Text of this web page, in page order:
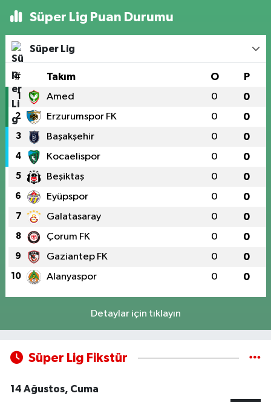
Süper Lig Puan Durumu
Süper Lig
# Takım O P
1 Amed 0 0
2 Erzurumspor FK 0 0
3 Başakşehir 0 0
4 Kocaelispor 0 0
5 Beşiktaş 0 0
6 Eyüpspor 0 0
7 Galatasaray 0 0
8 Çorum FK 0 0
9 Gaziantep FK 0 0
10 Alanyaspor 0 0
Detaylar için tıklayın
Süper Lig Fikstür
14 Ağustos, Cuma